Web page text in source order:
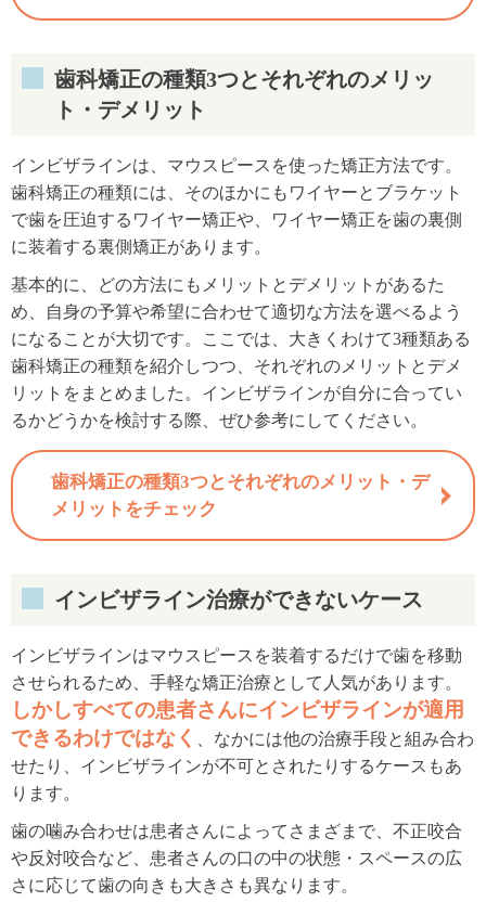
歯科矯正の種類3つとそれぞれのメリッ
ト・デメリット
インビザラインは、マウスピースを使った矯正方法です。
歯科矯正の種類には、そのほかにもワイヤーとブラケット
で歯を圧迫するワイヤー矯正や、ワイヤー矯正を歯の裏側
に装着する裏側矯正があります。
基本的に、どの方法にもメリットとデメリットがあるた
め、自身の予算や希望に合わせて適切な方法を選べるよう
になることが大切です。ここでは、大きくわけて3種類ある
歯科矯正の種類を紹介しつつ、それぞれのメリットとデメ
リットをまとめました。インビザラインが自分に合ってい
るかどうかを検討する際、ぜひ参考にしてください。
歯科矯正の種類3つとそれぞれのメリット・デ
メリットをチェック
インビザライン治療ができないケース
インビザラインはマウスピースを装着するだけで歯を移動
させられるため、手軽な矯正治療として人気があります。
しかしすべての患者さんにインビザラインが適用
できるわけではなく
、なかには他の治療手段と組み合わ
せたり、インビザラインが不可とされたりするケースもあ
ります。
歯の噛み合わせは患者さんによってさまざまで、不正咬合
や反対咬合など、患者さんの口の中の状態・スペースの広
さに応じて歯の向きも大きさも異なります。